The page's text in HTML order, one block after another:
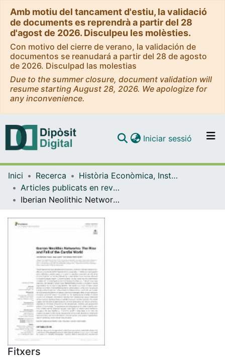
Amb motiu del tancament d'estiu, la validació
de documents es reprendrà a partir del 28
d'agost de 2026. Disculpeu les molèsties.
Con motivo del cierre de verano, la validación de
documentos se reanudará a partir del 28 de agosto
de 2026. Disculpad las molestias
Due to the summer closure, document validation will
resume starting August 28, 2026. We apologize for
any inconvenience.
Navega per tot el DD
Iniciar sessió (current)
Inici Recerca
Història Econòmica, Institucions, Política i Economia Mundial
Articles publicats en revistes (Història Econòmica, Institucions, Política i Economia Mundial)
Iberian Neolithic Networks: The Rise and Fall of the Cardial World
Fitxers